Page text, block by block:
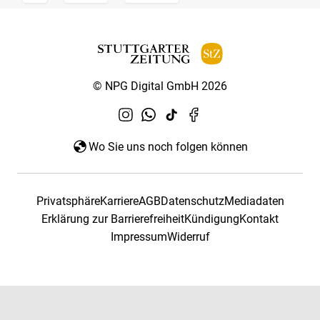
© NPG Digital GmbH 2026
Wo Sie uns noch folgen können
PrivatsphäreKarriereAGBDatenschutzMediadaten
Erklärung zur BarrierefreiheitKündigungKontakt
ImpressumWiderruf